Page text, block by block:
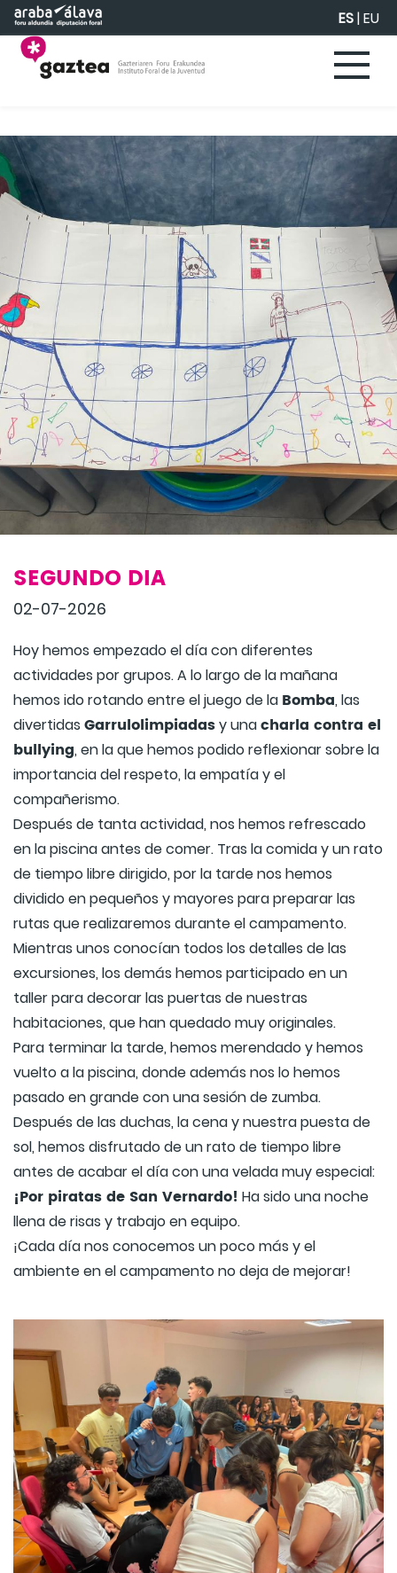
Saltar al contenido principal ES|EU
SEGUNDO DIA
02-07-2026
Hoy hemos empezado el día con diferentes
actividades por grupos. A lo largo de la mañana
hemos ido rotando entre el juego de la Bomba, las
divertidas Garrulolimpiadasy unacharla contra el
bullying, en la que hemos podido reflexionar sobre la
importancia del respeto, la empatía y el
compañerismo.
Después de tanta actividad, nos hemos refrescado
en la piscina antes de comer. Tras la comida y un rato
de tiempo libre dirigido, por la tarde nos hemos
dividido en pequeños y mayores para preparar las
rutas que realizaremos durante el campamento.
Mientras unos conocían todos los detalles de las
excursiones, los demás hemos participado en un
taller para decorar las puertas de nuestras
habitaciones, que han quedado muy originales.
Para terminar la tarde, hemos merendado y hemos
vuelto a la piscina, donde además nos lo hemos
pasado en grande con una sesión de zumba.
Después de las duchas, la cena y nuestra puesta de
sol, hemos disfrutado de un rato de tiempo libre
antes de acabar el día con una velada muy especial:
¡Por piratas de San Vernardo! Ha sido una noche
llena de risas y trabajo en equipo.
¡Cada día nos conocemos un poco más y el
ambiente en el campamento no deja de mejorar!